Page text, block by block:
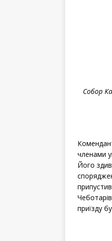
Собор
членами
Його
приїзду